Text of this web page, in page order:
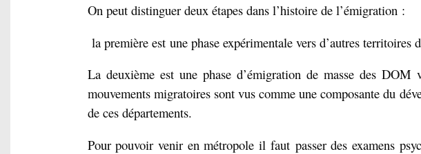
On peut distinguer deux étapes dans l’histoire de l’émigration :
la première est une phase expérimentale vers d’autres territoires
La deuxième est une phase d’émigration de masse des DOM
mouvements migratoires sont vus comme une composante du
de ces départements.
Pour pouvoir venir en métropole il faut passer des examens